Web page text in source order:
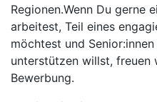
Regionen.Wenn Du gerne
arbeitest, Teil eines
möchtest und
unterstützen willst, freuen
Bewerbung.